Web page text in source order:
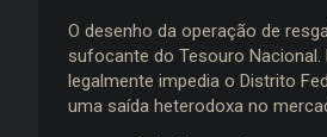
O desenho da operação de
sufocante do Tesouro Nacional.
legalmente impedia o Distrito
uma saída heterodoxa no